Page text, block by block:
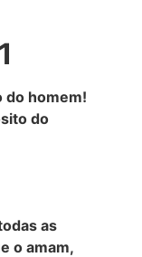
do homem!
do
as
o amam,